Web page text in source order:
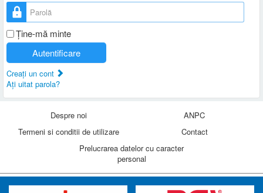
Parolă
Ţine-mă minte
Autentificare
Creaţi un cont
Aţi uitat parola?
Despre noi
ANPC
Termeni si conditii de utilizare
Contact
Prelucrarea datelor cu caracter
personal